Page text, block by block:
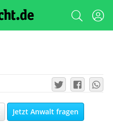
Jetzt Anwalt fragen